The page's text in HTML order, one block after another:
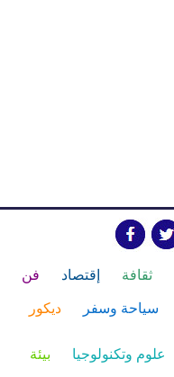
ثقافة إقتصاد فن
سياحة وسفر ديكور
علوم وتكنولوجيا بيئة